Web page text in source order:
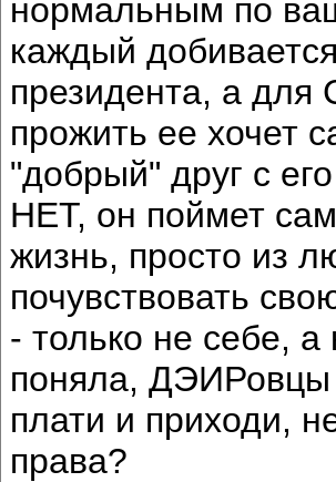
нормальным по
каждый
президента, а для
прожить ее хочет
"добрый" друг с
НЕТ, он поймет
жизнь, просто из
почувствовать
- только не себе,
поняла, ДЭИРовцы
плати и приходи,
права?